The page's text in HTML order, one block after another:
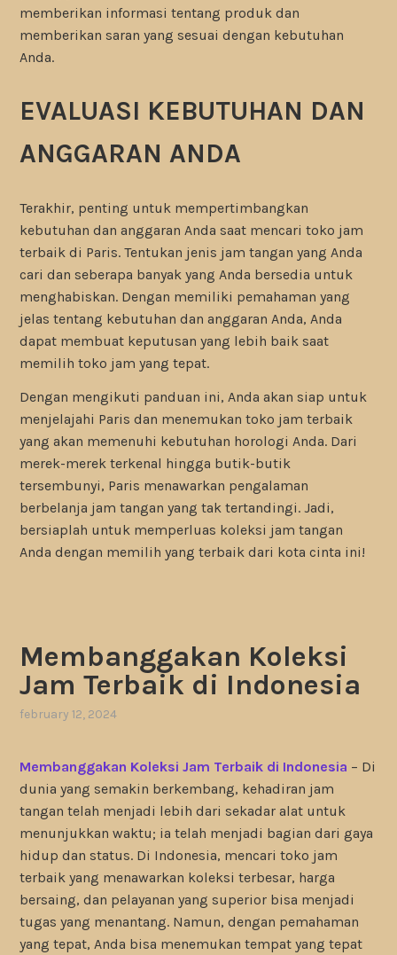
memberikan informasi tentang produk dan
memberikan saran yang sesuai dengan kebutuhan
Anda.
EVALUASI KEBUTUHAN DAN
ANGGARAN ANDA
Terakhir, penting untuk mempertimbangkan
kebutuhan dan anggaran Anda saat mencari toko jam
terbaik di Paris. Tentukan jenis jam tangan yang Anda
cari dan seberapa banyak yang Anda bersedia untuk
menghabiskan. Dengan memiliki pemahaman yang
jelas tentang kebutuhan dan anggaran Anda, Anda
dapat membuat keputusan yang lebih baik saat
memilih toko jam yang tepat.
Dengan mengikuti panduan ini, Anda akan siap untuk
menjelajahi Paris dan menemukan toko jam terbaik
yang akan memenuhi kebutuhan horologi Anda. Dari
merek-merek terkenal hingga butik-butik
tersembunyi, Paris menawarkan pengalaman
berbelanja jam tangan yang tak tertandingi. Jadi,
bersiaplah untuk memperluas koleksi jam tangan
Anda dengan memilih yang terbaik dari kota cinta ini!
Membanggakan Koleksi
Jam Terbaik di Indonesia
february 12, 2024
Membanggakan Koleksi Jam Terbaik di Indonesia – Di
dunia yang semakin berkembang, kehadiran jam
tangan telah menjadi lebih dari sekadar alat untuk
menunjukkan waktu; ia telah menjadi bagian dari gaya
hidup dan status. Di Indonesia, mencari toko jam
terbaik yang menawarkan koleksi terbesar, harga
bersaing, dan pelayanan yang superior bisa menjadi
tugas yang menantang. Namun, dengan pemahaman
yang tepat, Anda bisa menemukan tempat yang tepat